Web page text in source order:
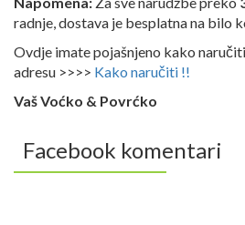
radnje, dostava je besplatna na bilo
Ovdje imate pojašnjeno kako
adresu >>>> Kako naručiti !!
Vaš Voćko & Povrćko
Facebook komentari